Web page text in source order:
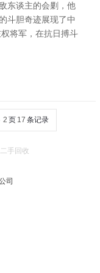
东谈主的会剿，他
斗胆奇迹展现了中
将军，在抗日搏斗
2 页 17 条记录
二手回收
司